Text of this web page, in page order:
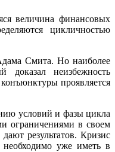
величина финансовых
цикличностью
Смита. Но наиболее
доказал неизбежность
проявляется
условий и фазы цикла
ограничениями в своем
результатов. Кризис
необходимо уже иметь в